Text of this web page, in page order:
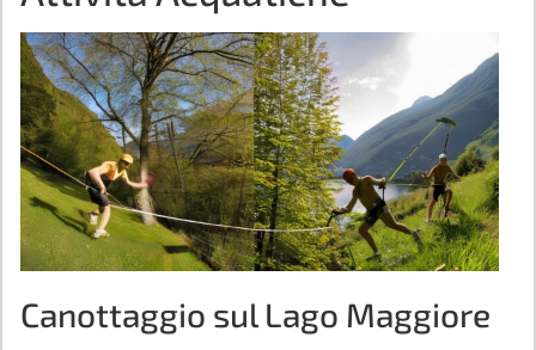
Canottaggio sul Lago Maggiore